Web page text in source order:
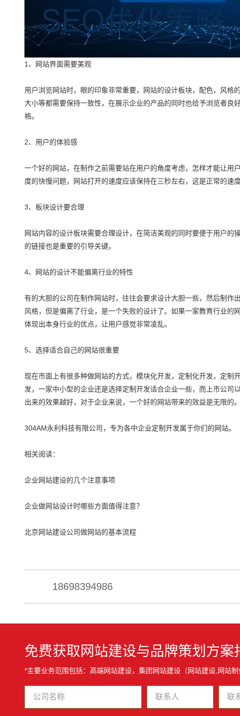
1、网站界面需要美观
用户浏览网站时，眼的印象非常重要，网站的设计板块，配色，风
大小等都需要保持一致性，在展示企业的产品的同时也给予浏览者良
格。
2、用户的体验感
一个好的网站，在制作之前需要站在用户的角度考虑，怎样才能让
度的快慢问题，网站打开的速度应该保持在三秒左右，这是正常的速
3、板块设计要合理
网站内容的设计板块需要合理设计，在简洁美观的同时要便于用户
的链接也是重要的引导关键。
4、网站的设计不能偏离行业的特性
有的大胆的公司在制作网站时，往往会要求设计大胆一些，然后制
风格，但是偏离了行业，是一个失败的设计了。如果一家教育行业
体现出本身行业的优点，让用户感觉非常凌乱。
5、选择适合自己的网站很重要
现在市面上有很多种做网站的方式，模块化开发，定制化开发，定
发，一家中小型的企业还是选择定制开发适合企业一些，而上市公
出来的效果越好，对于企业来说，一个好的网站带来的效益是无限的。
304AM永利科技有限公司，专为各中企业定制开发属于你们的网站。
相关阅读：
企业网站建设的几个注意事项
企业做网站设计时哪些方面值得注意？
北京网站建设公司做网站的基本流程
18698394986
免费获取网站建设与品牌策划方案
*主要业务范围包括：高端网站建设，集团网站建设（网站建设,网站